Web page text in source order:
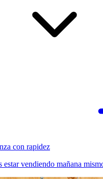
con rapidez
estar vendiendo mañana